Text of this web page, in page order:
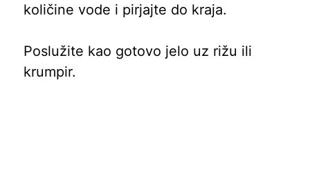
količine vode i pirjajte do kraja.
Poslužite kao gotovo jelo uz rižu ili
krumpir.